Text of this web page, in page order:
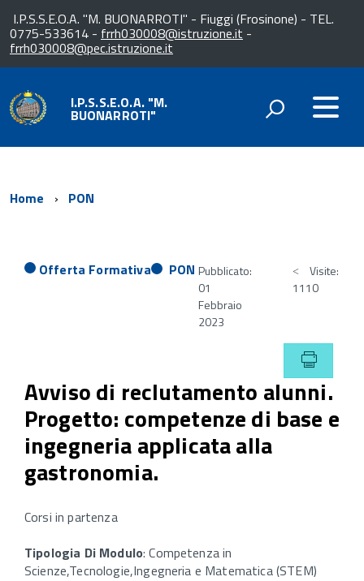
I.P.S.S.E.O.A. "M. BUONARROTI" - Fiuggi (Frosinone) - TEL.
0775-533614 - frrh030008@istruzione.it -
frrh030008@pec.istruzione.it
I.P.S.S.E.O.A. "M.
BUONARROTI"
Home PON
Offerta Formativa PON Pubblicato:
01
Febbraio
2023
Visite:
1110
Avviso di reclutamento alunni.
Progetto: competenze di base e
ingegneria applicata alla
gastronomia.
Corsi in partenza
Tipologia Di Modulo: Competenza in
Scienze,Tecnologie,Ingegneria e Matematica (STEM)